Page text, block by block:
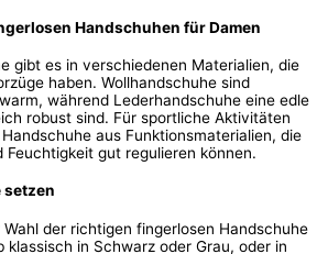
Handschuhen für Damen
gibt es in verschiedenen Materialien, die
haben. Wollhandschuhe sind
während Lederhandschuhe eine edle
robust sind. Für sportliche Aktivitäten
aus Funktionsmaterialien, die
Feuchtigkeit gut regulieren können.
setzen
der richtigen fingerlosen Handschuhe
klassisch in Schwarz oder Grau, oder in